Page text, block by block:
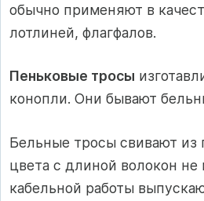
обычно применяют в
лотлиней, флагфалов.
Пеньковые тросы
конопли. Они бывают
Бельные тросы свивают из
цвета с длиной волокон
кабельной работы